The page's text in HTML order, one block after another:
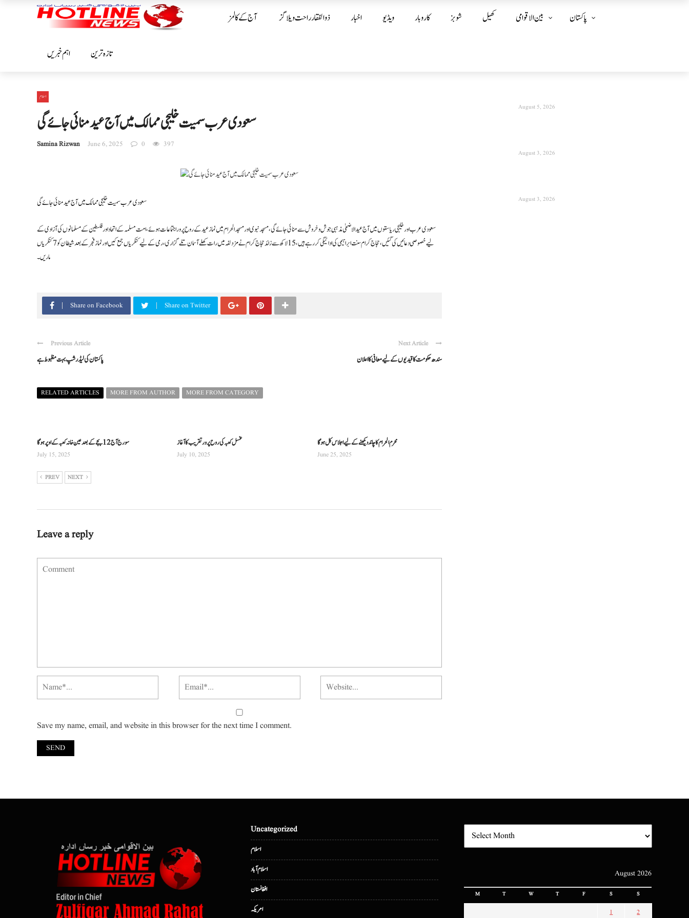
آج کے کالمز ذوالفقار راحت ویلاگز اخبار ویڈیو کاروبار شوبز کھیل بین الا قوامی پاکستان
اہم خبریں تازہ ترین
اسلام
سعودی عرب سمیت خلیجی ممالک میں آج عید منائی جائے گی
Samina Rizwan June 6, 2025 0 397
سعودی عرب سمیت خلیجی ممالک میں آج عید منائی جائے گی
سعودی عرب اور خلیجی ریاستوں میں آج عیدالاضحٰی مذہبی جوش و خروش سے منائی جائے گی، مسجد نبوی اور مسجد الحرام میں نماز عید کے روح پرور اجتماعات ہوئے، امت مسلمہ کے اتحاد اور فلسطین کے مسلمانوں کی آزادی کے
لیے خصوصی دعائیں کی گئیں، حجاج کرام سنت ابراہیمی کی ادائیگی کر رہے ہیں، 15 لاکھ سے زائد حجاج کرام نے مزدلفہ میں رات کھلے آسمان تلے گزاری، رمی کے لیے کنکریاں جمع کیں اور نماز فجر کے بعد شیطان کو 7 کنکریاں
ماریں۔
Share on Facebook Share on Twitter
Previous Article
پاکستان کی لیڈرشپ بہت مظبوط ہے
Next Article
سندھ حکومت کا قیدیوں کے لیے معافی کا اعلان
RELATED ARTICLES MORE FROM AUTHOR MORE FROM CATEGORY
سورج آج 12 بجے کے بعد عین خانہ کعبہ کے اوپر ہو گا
July 15, 2025
غسل کعبہ کی روح پرور تقریب کا آغاز
July 10, 2025
محرم الحرام کا چاند دیکھنے کے لیے اجلاس کل ہو گا
June 25, 2025
PREV NEXT
Leave a reply
Save my name, email, and website in this browser for the next time I comment.
August 5, 2026
August 3, 2026
August 3, 2026
Uncategorized
اسلام
اسلام آباد
افغانستان
امریکہ
August 2026
M T W T F S S
1 2